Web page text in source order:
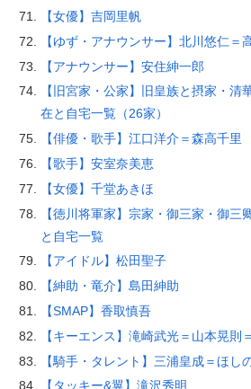
【女優】吉岡里帆
【ゆず・アナウンサー】北川悠仁＝
【アナウンサー】安住紳一郎
【旧宮家・公家】旧皇族と摂家・清
在と自宅一覧（26家）
【俳優・歌手】江口洋介＝森高千里
【歌手】安室奈美恵
【女優】千堂あきほ
【徳川将軍家】宗家・御三家・御三
と自宅一覧
【アイドル】松田聖子
【紳助・竜介】島田紳助
【SMAP】香取慎吾
【キーエンス】滝崎武光＝山本晃則
【騎手・タレント】三浦皇成＝ほし
【タッキー&翼】滝沢秀明